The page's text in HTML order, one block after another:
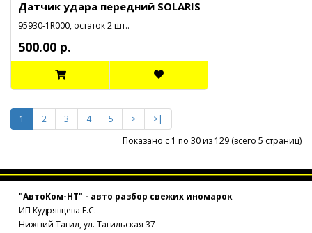
Датчик удара передний SOLARIS
95930-1R000, остаток 2 шт..
500.00 р.
1 2 3 4 5 >
>|
Показано с 1 по 30 из 129 (всего 5 страниц)
"АвтоКом-НТ" - авто разбор свежих иномарок
ИП Кудрявцева Е.С.
Нижний Тагил, ул. Тагильская 37